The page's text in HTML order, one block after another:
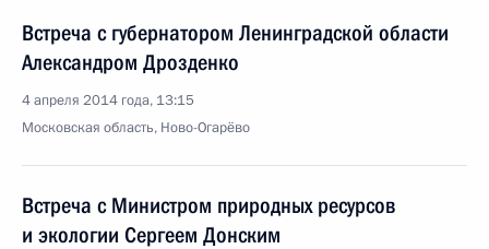
Встреча с губернатором Ленинградской области
Александром Дрозденко
4 апреля 2014 года, 13:15
Московская область, Ново-Огарёво
Встреча с Министром природных ресурсов
и экологии Сергеем Донским